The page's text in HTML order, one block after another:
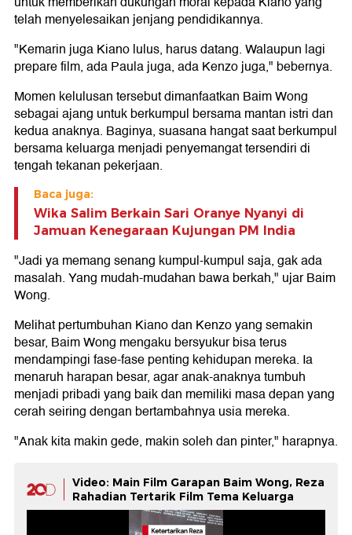
telah menyelesaikan jenjang pendidikannya.
"Kemarin juga Kiano lulus, harus datang. Walaupun lagi
prepare film, ada Paula juga, ada Kenzo juga," bebernya.
Momen kelulusan tersebut dimanfaatkan Baim Wong
sebagai ajang untuk berkumpul bersama mantan istri dan
kedua anaknya. Baginya, suasana hangat saat berkumpul
bersama keluarga menjadi penyemangat tersendiri di
tengah tekanan pekerjaan.
Baca juga:
Wika Salim Berkain Sari Oranye Nyanyi di
Jamuan Kenegaraan Kujungan PM India
"Jadi ya memang senang kumpul-kumpul saja, gak ada
masalah. Yang mudah-mudahan bawa berkah," ujar Baim
Wong.
Melihat pertumbuhan Kiano dan Kenzo yang semakin
besar, Baim Wong mengaku bersyukur bisa terus
mendampingi fase-fase penting kehidupan mereka. Ia
menaruh harapan besar, agar anak-anaknya tumbuh
menjadi pribadi yang baik dan memiliki masa depan yang
cerah seiring dengan bertambahnya usia mereka.
"Anak kita makin gede, makin soleh dan pinter," harapnya.
Video: Main Film Garapan Baim Wong, Reza
Rahadian Tertarik Film Tema Keluarga